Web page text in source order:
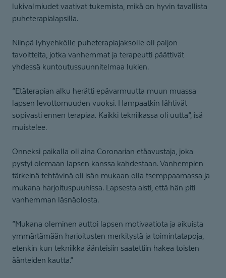
lukivalmiudet vaativat tukemista, mikä on hyvin tavallista
puheterapialapsilla.
Niinpä lyhyehkölle puheterapiajaksolle oli paljon
tavoitteita, jotka vanhemmat ja terapeutti päättivät
yhdessä kuntoutussuunnitelmaa lukien.
”Etäterapian alku herätti epävarmuutta muun muassa
lapsen levottomuuden vuoksi. Hampaatkin lähtivät
sopivasti ennen terapiaa. Kaikki tekniikassa oli uutta”, isä
muistelee.
Onneksi paikalla oli aina Coronarian etäavustaja, joka
pystyi olemaan lapsen kanssa kahdestaan. Vanhempien
tärkeinä tehtävinä oli isän mukaan olla tsemppaamassa ja
mukana harjoituspuuhissa. Lapsesta aisti, että hän piti
vanhemman läsnäolosta.
”Mukana oleminen auttoi lapsen motivaatiota ja aikuista
ymmärtämään harjoitusten merkitystä ja toimintatapoja,
etenkin kun tekniikka äänteisiin saatettiin hakea toisten
äänteiden kautta.”